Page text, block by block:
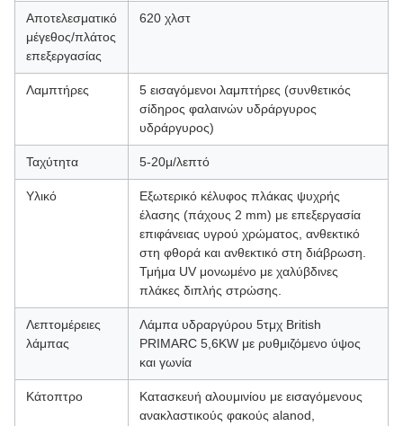
Αποτελεσματικό
μέγεθος/πλάτος
επεξεργασίας
620 χλστ
Λαμπτήρες
5 εισαγόμενοι λαμπτήρες (συνθετικός
σίδηρος φαλαινών υδράργυρος
υδράργυρος)
Ταχύτητα 5-20μ/λεπτό
Υλικό
Εξωτερικό κέλυφος πλάκας ψυχρής
έλασης (πάχους 2 mm) με επεξεργασία
επιφάνειας υγρού χρώματος, ανθεκτικό
στη φθορά και ανθεκτικό στη διάβρωση.
Τμήμα UV μονωμένο με χαλύβδινες
πλάκες διπλής στρώσης.
Λεπτομέρειες
λάμπας
Λάμπα υδραργύρου 5τμχ British
PRIMARC 5,6KW με ρυθμιζόμενο ύψος
και γωνία
Κάτοπτρο
Κατασκευή αλουμινίου με εισαγόμενους
ανακλαστικούς φακούς alanod,